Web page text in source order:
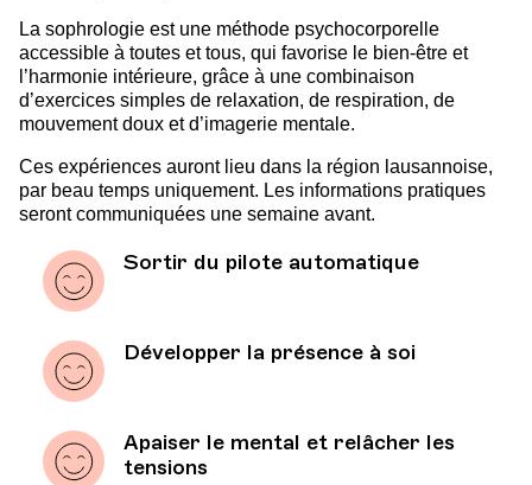
La sophrologie est une méthode psychocorporelle
accessible à toutes et tous, qui favorise le bien-être et
l’harmonie intérieure, grâce à une combinaison
d’exercices simples de relaxation, de respiration, de
mouvement doux et d’imagerie mentale.
Ces expériences auront lieu dans la région lausannoise,
par beau temps uniquement. Les informations pratiques
seront communiquées une semaine avant.
Sortir du pilote automatique
Développer la présence à soi
Apaiser le mental et relâcher les
tensions